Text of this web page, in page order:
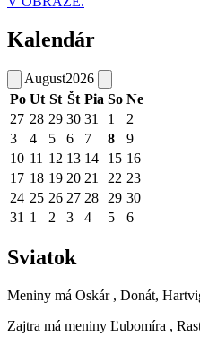
Kalendár
August2026
Po Ut St Št Pia So Ne
27 28 29 30 31 1
2
3
4 5 6 7 8
9
10 11 12 13 14 15 16
17 18 19 20 21 22 23
24 25 26 27 28 29 30
31 1 2 3 4 5 6
Sviatok
Meniny má Oskár , Donát,
Zajtra má meniny Ľubomíra ,